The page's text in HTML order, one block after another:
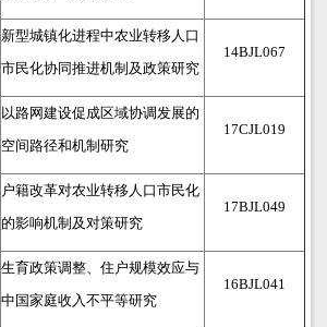
新型城镇化进程中农业转移人口
市民化协同推进机制及政策研究
14BJL067
以路网建设促成区域协调发展的
空间路径和机制研究
17CJL019
户籍改革对农业转移人口市民化
的影响机制及对策研究
17BJL049
生育政策调整、住户规模效应与
中国家庭收入不平等研究
16BJL041